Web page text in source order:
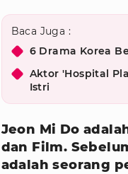
Baca Juga :
6 Drama Korea
Aktor 'Hospital
Istri
Jeon Mi Do
dan Film.
adalah seorang